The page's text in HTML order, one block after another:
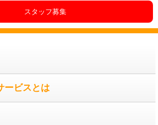
スタッフ募集
ービスとは